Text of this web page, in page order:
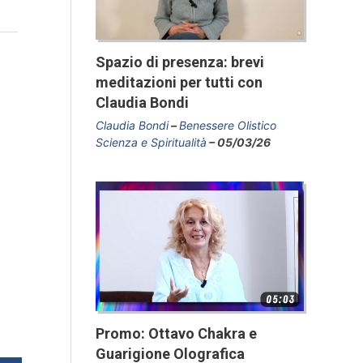
Spazio di presenza: brevi
meditazioni per tutti con
Claudia Bondi
Claudia Bondi
Benessere Olistico
Scienza e Spiritualità
05/03/26
Promo: Ottavo Chakra e
Guarigione Olografica